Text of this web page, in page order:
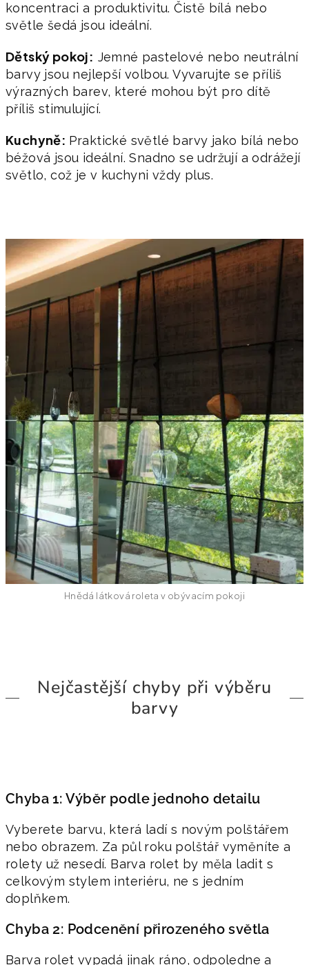
koncentraci a produktivitu. Čistě bílá nebo
světle šedá jsou ideální.
Dětský pokoj: Jemné pastelové nebo neutrální
barvy jsou nejlepší volbou. Vyvarujte se příliš
výrazných barev, které mohou být pro dítě
příliš stimulující.
Kuchyně: Praktické světlé barvy jako bílá nebo
béžová jsou ideální. Snadno se udržují a odrážejí
světlo, což je v kuchyni vždy plus.
Hnědá látková roleta v obývacím pokoji
Nejčastější chyby při výběru
barvy
Chyba 1: Výběr podle jednoho detailu
Vyberete barvu, která ladí s novým polštářem
nebo obrazem. Za půl roku polštář vyměníte a
rolety už nesedí. Barva rolet by měla ladit s
celkovým stylem interiéru, ne s jedním
doplňkem.
Chyba 2: Podcenění přirozeného světla
Barva rolet vypadá jinak ráno, odpoledne a